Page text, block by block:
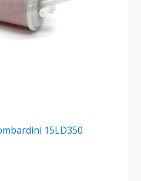
15LD350